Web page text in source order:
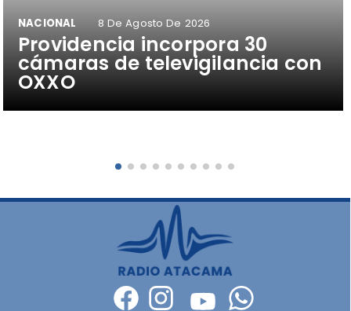
Providencia incorpora 30
cámaras de televigilancia con
OXXO
NACIONAL 8 De Agosto De 2026